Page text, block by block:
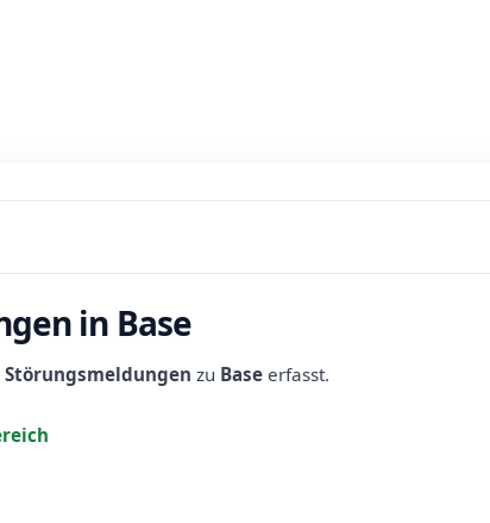
in Base
Störungsmeldungen zu Base erfasst.